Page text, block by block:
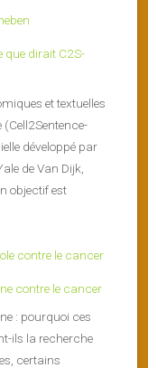
que dirait C2S-
et textuelles
développé par
de Van Dijk,
objectif est
contre le cancer
: pourquoi ces
ils la recherche
certains